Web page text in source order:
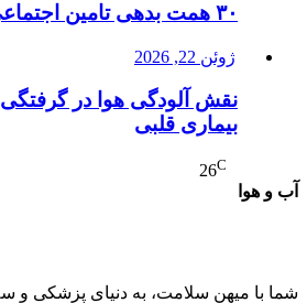
۳۰ همت بدهی تامین اجتماعی به وزارت بهداشت
ژوئن 22, 2026
نقش آلودگی هوا در
بیماری قلبی
آب و هوا
26C
شما با میهن سلامت، به دنیای پزشکی و